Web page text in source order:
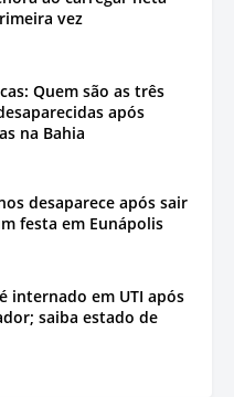
vez
Quem são as três
após
na Bahia
desaparece após sair
festa em Eunápolis
internado em UTI após
saiba estado de